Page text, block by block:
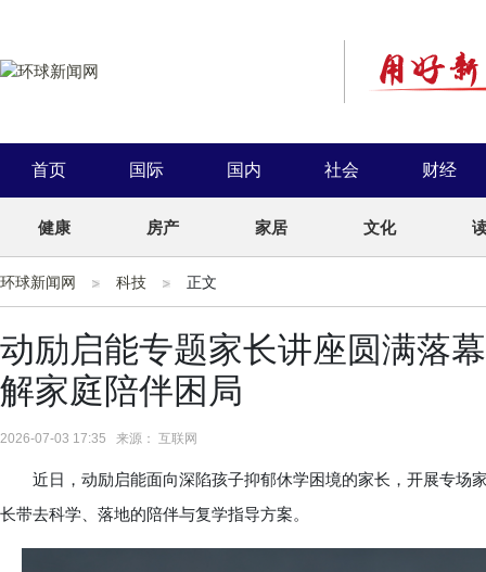
首页 国际 国内 社会 财经
健康 房产 家居 文化
环球新闻网 科技 正文
动励启能专题家长讲座圆满落
解家庭陪伴困局
2026-07-03 17:35 来源： 互联网
近日，动励启能面向深陷孩子抑郁休学困境的家长，开展专场
长带去科学、落地的陪伴与复学指导方案。